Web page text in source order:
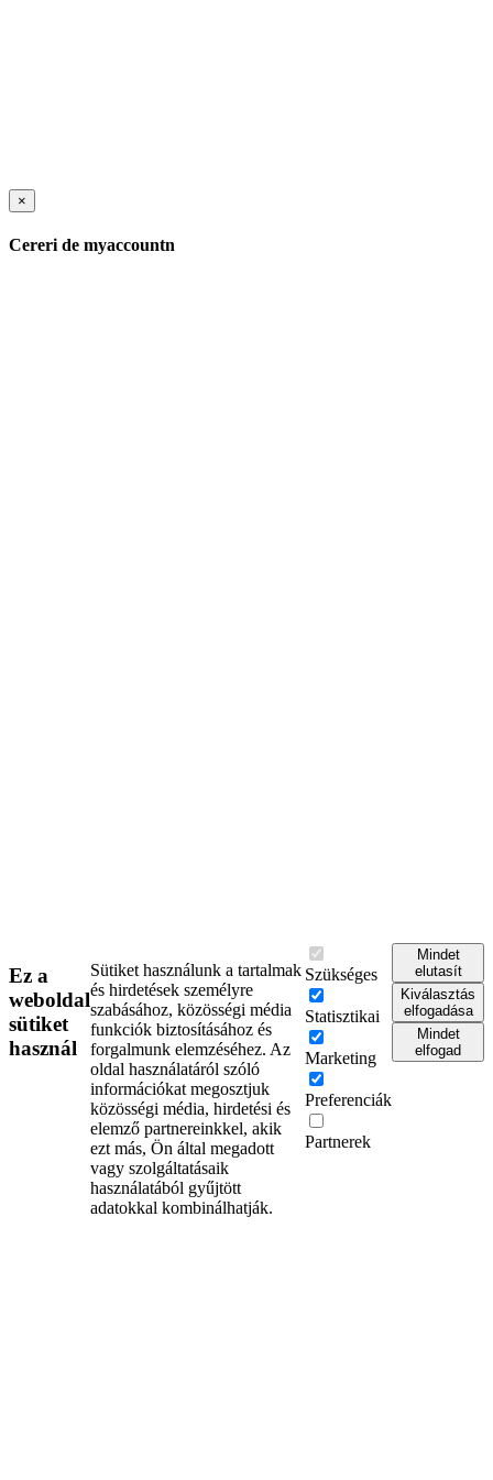
×
Cereri de myaccountn
Ez a
weboldal
sütiket
használ
Sütiket használunk a tartalmak
és hirdetések személyre
szabásához, közösségi média
funkciók biztosításához és
forgalmunk elemzéséhez. Az
oldal használatáról szóló
információkat megosztjuk
közösségi média, hirdetési és
elemző partnereinkkel, akik
ezt más, Ön által megadott
vagy szolgáltatásaik
használatából gyűjtött
adatokkal kombinálhatják.
Szükséges
Statisztikai
Marketing
Preferenciák
Partnerek
Mindet
elutasít
Kiválasztás
elfogadása
Mindet
elfogad